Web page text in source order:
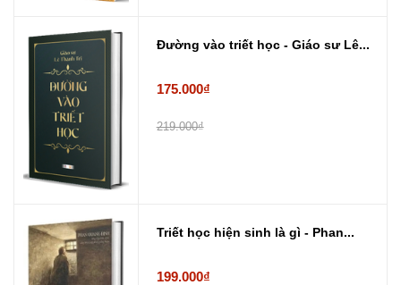
Đường vào triết học - Giáo sư Lê...
175.000₫
219.000₫
Triết học hiện sinh là gì - Phan...
199.000₫